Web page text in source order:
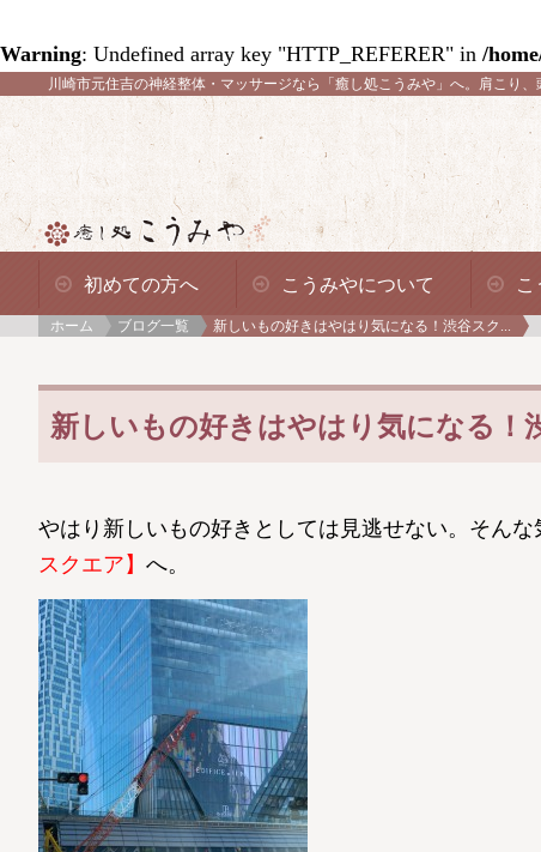
Warning: Undefined array key "HTTP_REFERER" in /
川崎市元住吉の神経整体・マッサージなら「癒し処こうみや」へ。 肩こり、
初めての方へ こうみやについて こ
ホーム ブログ一覧 新しいもの好きはやはり気になる！渋谷スク...
新しいもの好きはやはり気になる
やはり新しいもの好きとしては見逃せない。そん
スクエア】 へ。